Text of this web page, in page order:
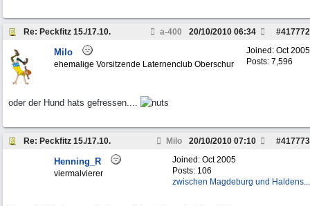
Re: Peckfitz 15./17.10. a-400 #417772
20/10/2010 06:34
Joined: Oct 2005
Posts: 7,596
Milo
ehemalige Vorsitzende Laternenclub Oberschur
oder der Hund hats gefressen....
Re: Peckfitz 15./17.10. Milo #417773
20/10/2010 07:10
Joined: Oct 2005
Posts: 106
zwischen Magdeburg und Haldens...
Henning_R
viermalvierer